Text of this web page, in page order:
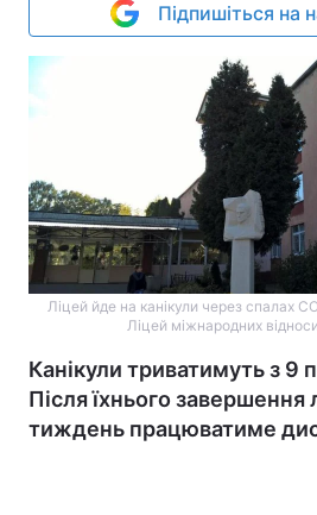
Підпишіться на
Ліцей йде на канікули через спалах
Ліцей міжнародних
Канікули триватимуть з 9
Після їхнього завершення
тиждень працюватиме